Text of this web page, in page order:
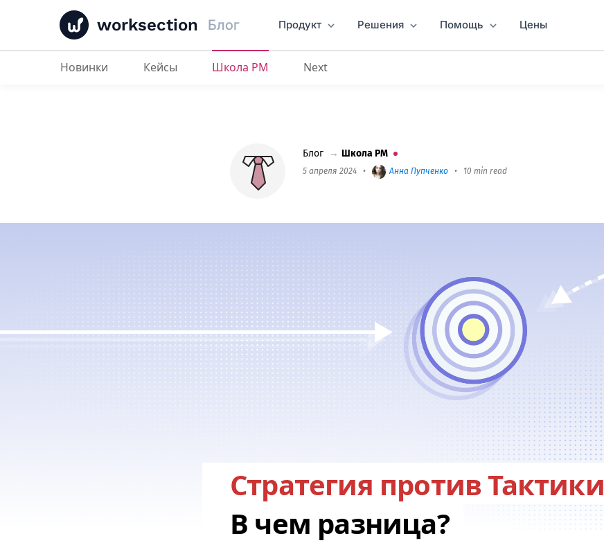
worksection Блог Продукт Решения Помощь Цены
Стратегия против Тактики : В чем разница?
Новинки Кейсы Школа PM Next
Блог → Школа PM
5 апреля 2024 • Анна Пупченко • 10 min read
Стратегия против Тактики
В чем разница?